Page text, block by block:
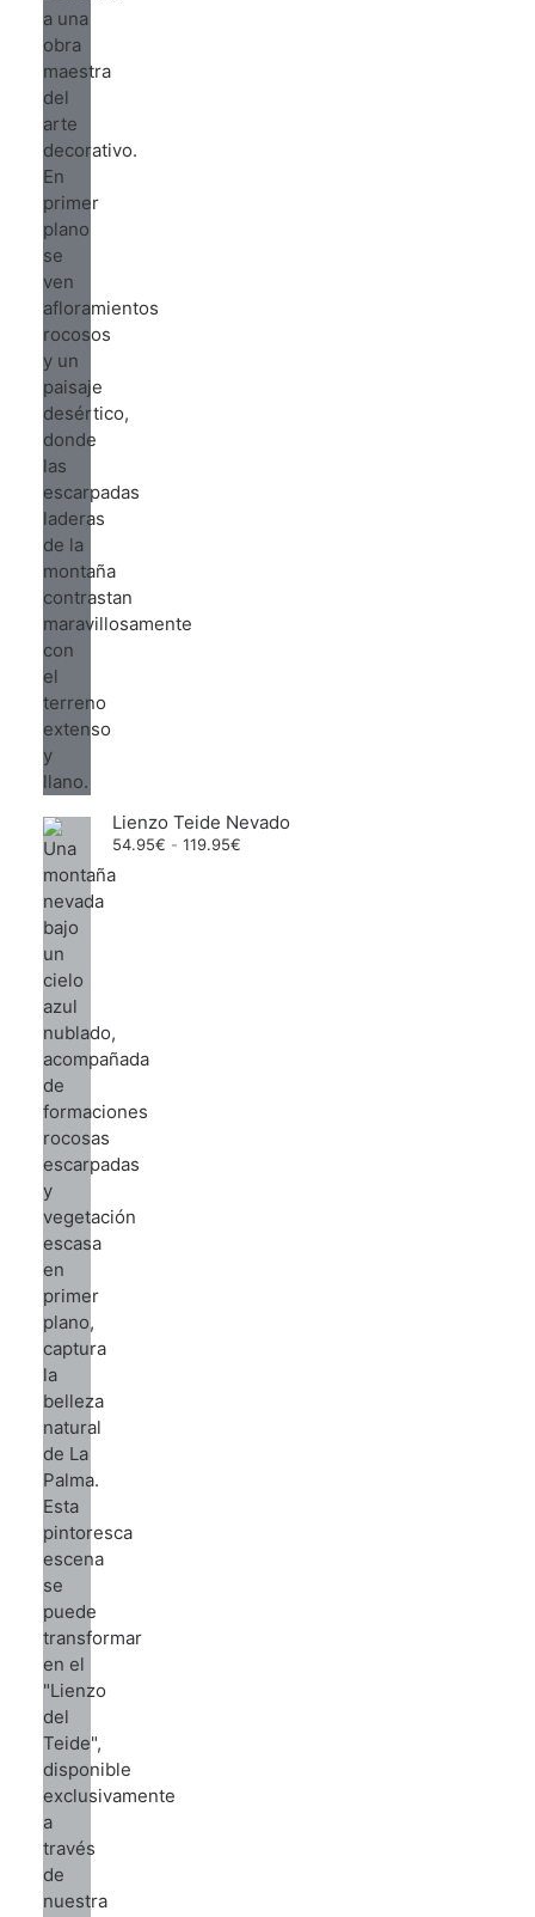
Lienzo Teide Nevado
54.95€ - 119.95€